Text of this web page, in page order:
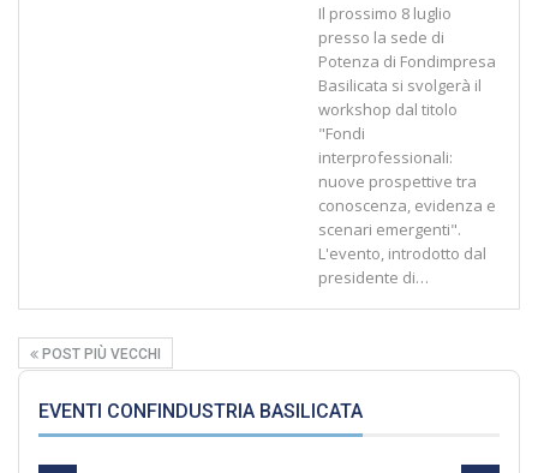
Il prossimo 8 luglio
presso la sede di
Potenza di Fondimpresa
Basilicata si svolgerà il
workshop dal titolo
"Fondi
interprofessionali:
nuove prospettive tra
conoscenza, evidenza e
scenari emergenti".
L'evento, introdotto dal
presidente di…
POST PIÙ VECCHI
EVENTI CONFINDUSTRIA BASILICATA